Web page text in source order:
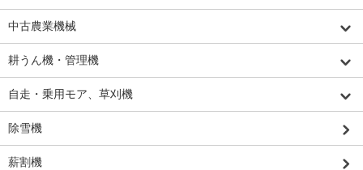
中古農業機械
耕うん機・管理機
自走・乗用モア、草刈機
除雪機
薪割機